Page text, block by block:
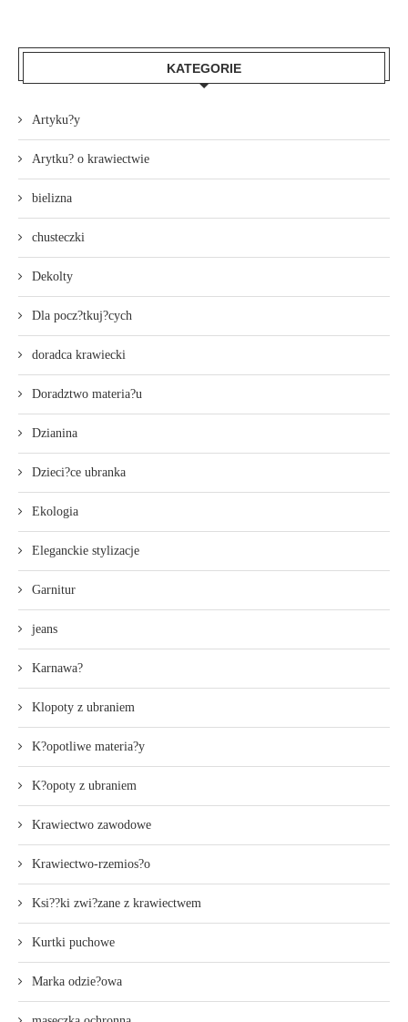
KATEGORIE
Artyku?y
Arytku? o krawiectwie
bielizna
chusteczki
Dekolty
Dla pocz?tkuj?cych
doradca krawiecki
Doradztwo materia?u
Dzianina
Dzieci?ce ubranka
Ekologia
Eleganckie stylizacje
Garnitur
jeans
Karnawa?
Klopoty z ubraniem
K?opotliwe materia?y
K?opoty z ubraniem
Krawiectwo zawodowe
Krawiectwo-rzemios?o
Ksi??ki zwi?zane z krawiectwem
Kurtki puchowe
Marka odzie?owa